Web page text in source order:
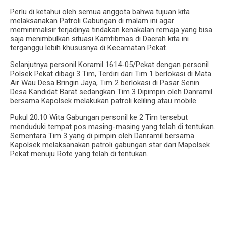
Perlu di ketahui oleh semua anggota bahwa tujuan kita
melaksanakan Patroli Gabungan di malam ini agar
meminimalisir terjadinya tindakan kenakalan remaja yang bisa
saja menimbulkan situasi Kamtibmas di Daerah kita ini
terganggu lebih khususnya di Kecamatan Pekat.
Selanjutnya personil Koramil 1614-05/Pekat dengan personil
Polsek Pekat dibagi 3 Tim, Terdiri dari Tim 1 berlokasi di Mata
Air Wau Desa Bringin Jaya, Tim 2 berlokasi di Pasar Senin
Desa Kandidat Barat sedangkan Tim 3 Dipimpin oleh Danramil
bersama Kapolsek melakukan patroli keliling atau mobile.
Pukul 20.10 Wita Gabungan personil ke 2 Tim tersebut
menduduki tempat pos masing-masing yang telah di tentukan.
Sementara Tim 3 yang di pimpin oleh Danramil bersama
Kapolsek melaksanakan patroli gabungan star dari Mapolsek
Pekat menuju Rote yang telah di tentukan.